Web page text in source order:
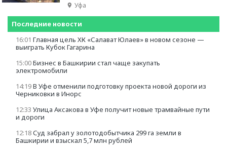
Уфа
Последние новости
16:01 Главная цель ХК «Салават Юлаев» в новом сезоне —
выиграть Кубок Гагарина
15:00Бизнес в Башкирии стал чаще закупать
электромобили
14:19В Уфе отменили подготовку проекта новой дороги из
Черниковки в Инорс
12:33 Улица Аксакова в Уфе получит новые трамвайные пути
и дороги
12:18Суд забрал у золотодобытчика 299 га земли в
Башкирии и взыскал 5,7 млн рублей